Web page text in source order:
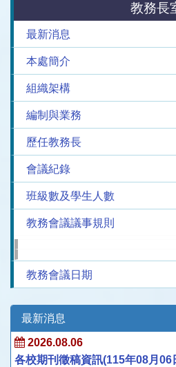
教務長
最新消息
本處簡介
組織架構
編制與業務
歷任教務長
會議紀錄
班級數及學生人數
教務會議議事規則
教務會議日期
最新消息
2026.08.06
各校期刊徵稿資訊(115年08月06